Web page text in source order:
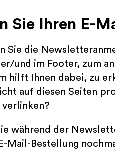
Sie Ihren E-
Sie die
und im Footer, zum
hilft Ihnen dabei, zu
auf diesen Seiten
verlinken?
während der
Mail-Bestellung